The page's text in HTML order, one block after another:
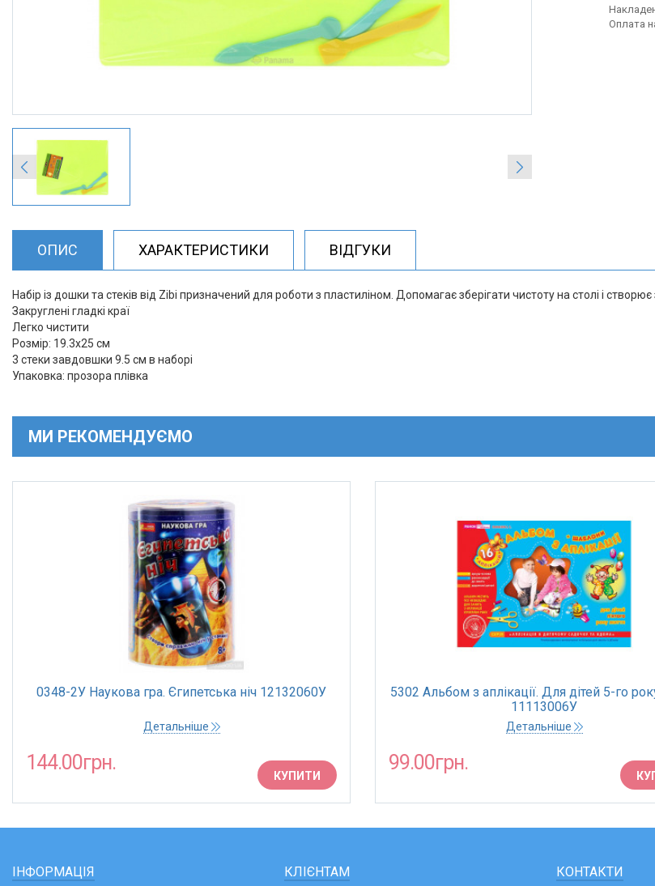
Оплата
ОПИС ХАРАКТЕРИСТИКИ ВІДГУКИ
Набір із дошки та стеків від Zibi призначений для роботи з пластиліном. Допомагає зберігати чистоту на столі і створює
Закруглені гладкі краї
Легко чистити
Розмір: 19.3х25 см
3 стеки завдовшки 9.5 см в наборі
Упаковка: прозора плівка
МИ РЕКОМЕНДУЄМО
0348-2У Наукова гра. Єгипетська ніч 12132060У
Детальніше
144.00грн.
КУПИТИ
5302 Альбом з аплікації. Для дітей 5-го
11113006У
Детальніше
99.00грн.
ІНФОРМАЦІЯ КЛІЄНТАМ КОНТАКТИ